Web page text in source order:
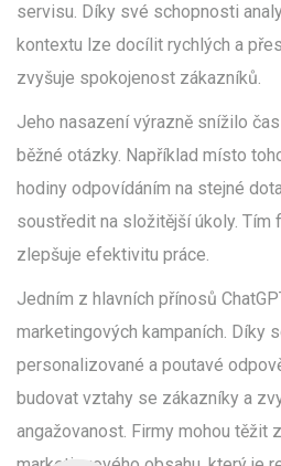
servisu. Díky své schopnosti
kontextu lze docílit rychlých a
zvyšuje spokojenost zákazníků.
Jeho nasazení výrazně snížilo
běžné otázky. Například místo
hodiny odpovídáním na stejné
soustředit na složitější úkoly. Tím
zlepšuje efektivitu práce.
Jedním z hlavních přínosů
marketingových kampaních. Díky
personalizované a poutavé
budovat vztahy se zákazníky a
angažovanost. Firmy mohou těžit